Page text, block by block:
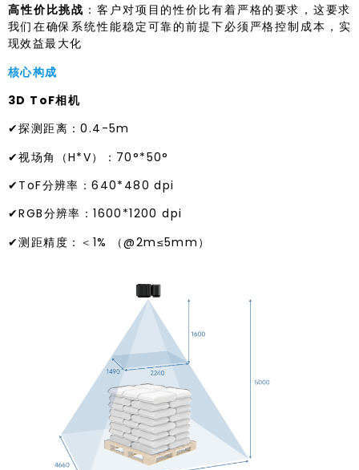
高性价比挑战 ：客户对项目的性价比有着严格的要求，这要求
我们在确保系统性能稳定可靠的前提下必须严格控制成本，实
现效益最大化
核心构成
3D ToF相机
✔探测距离：0.4-5m
✔视场角（H*V）：70°*50°
✔ToF分辨率：640*480 dpi
✔RGB分辨率：1600*1200 dpi
✔测距精度：＜1% （@2m≤5mm）